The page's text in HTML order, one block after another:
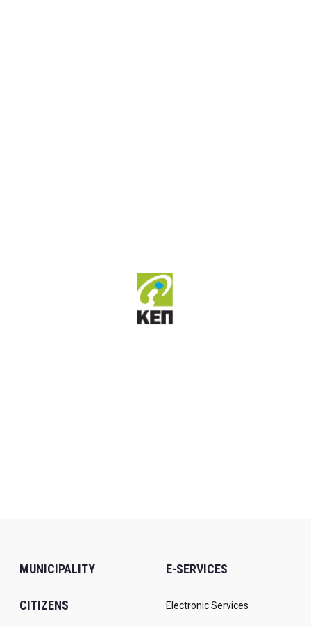
MUNICIPALITY
CITIZENS
E-SERVICES
Electronic Services